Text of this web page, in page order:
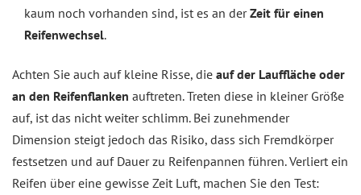
kaum noch vorhanden sind, ist es an derZeit für einen
Reifenwechsel.
Achten Sie auch auf kleine Risse, die auf der Lauffläche oder
an den Reifenflanken auftreten. Treten diese in kleiner Größe
auf, ist das nicht weiter schlimm. Bei zunehmender
Dimension steigt jedoch das Risiko, dass sich Fremdkörper
festsetzen und auf Dauer zu Reifenpannen führen. Verliert ein
Reifen über eine gewisse Zeit Luft, machen Sie den Test: